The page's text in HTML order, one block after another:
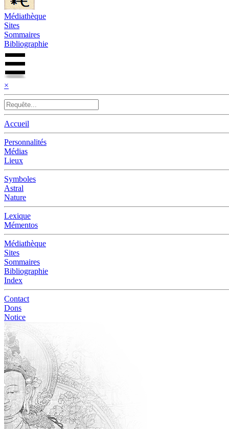
Médiathèque
Sites
Sommaires
Bibliographie
×
Accueil
Personnalités
Médias
Lieux
Symboles
Astral
Nature
Lexique
Mémentos
Médiathèque
Sites
Sommaires
Bibliographie
Index
Contact
Dons
Notice